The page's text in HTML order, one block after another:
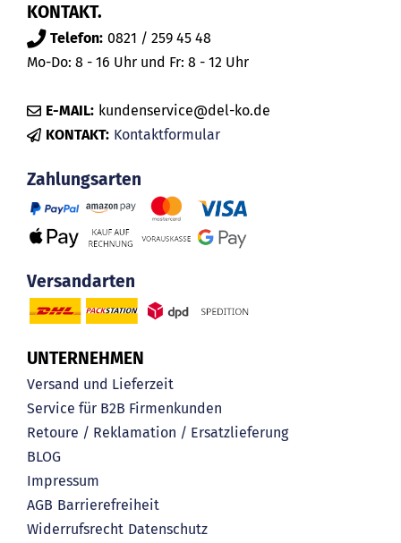
KONTAKT.
Telefon: 0821 / 259 45 48
Mo-Do: 8 - 16 Uhr und Fr: 8 - 12 Uhr
E-MAIL: kundenservice@del-ko.de
KONTAKT: Kontaktformular
Zahlungsarten
Versandarten
UNTERNEHMEN
Versand und Lieferzeit
Service für B2B Firmenkunden
Retoure / Reklamation / Ersatzlieferung
BLOG
Impressum
AGB Barrierefreiheit
Widerrufsrecht Datenschutz